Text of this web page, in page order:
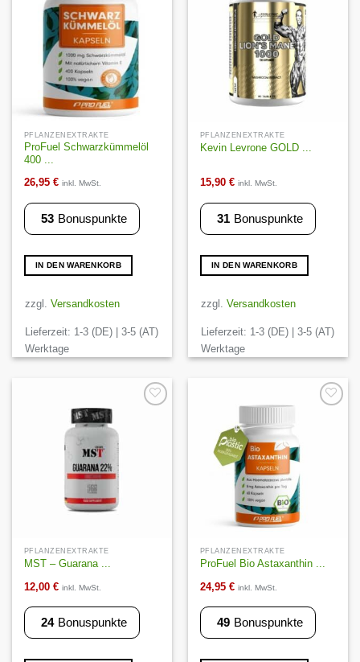
Wunschliste
PFLANZENEXTRAKTE
ProFuel Schwarzkümmelöl
400 ...
26,95 € inkl. MwSt.
53 Bonuspunkte
IN DEN WARENKORB
zzgl. Versandkosten
Lieferzeit: 1-3 (DE) | 3-5 (AT)
Werktage
Wunschliste
PFLANZENEXTRAKTE
Kevin Levrone GOLD ...
15,90 € inkl. MwSt.
31 Bonuspunkte
IN DEN WARENKORB
zzgl. Versandkosten
Lieferzeit: 1-3 (DE) | 3-5 (AT)
Werktage
PFLANZENEXTRAKTE
MST – Guarana ...
12,00 € inkl. MwSt.
24 Bonuspunkte
PFLANZENEXTRAKTE
ProFuel Bio Astaxanthin ...
24,95 € inkl. MwSt.
49 Bonuspunkte